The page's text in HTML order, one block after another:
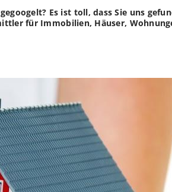
Es ist toll, dass Sie uns
für Immobilien, Häuser,